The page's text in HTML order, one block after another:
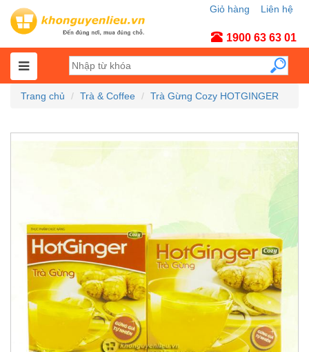
Liên hệ
Giỏ hàng
1900 63 63 01
Trang chủ Trà & Coffee Trà Gừng Cozy HOTGINGER